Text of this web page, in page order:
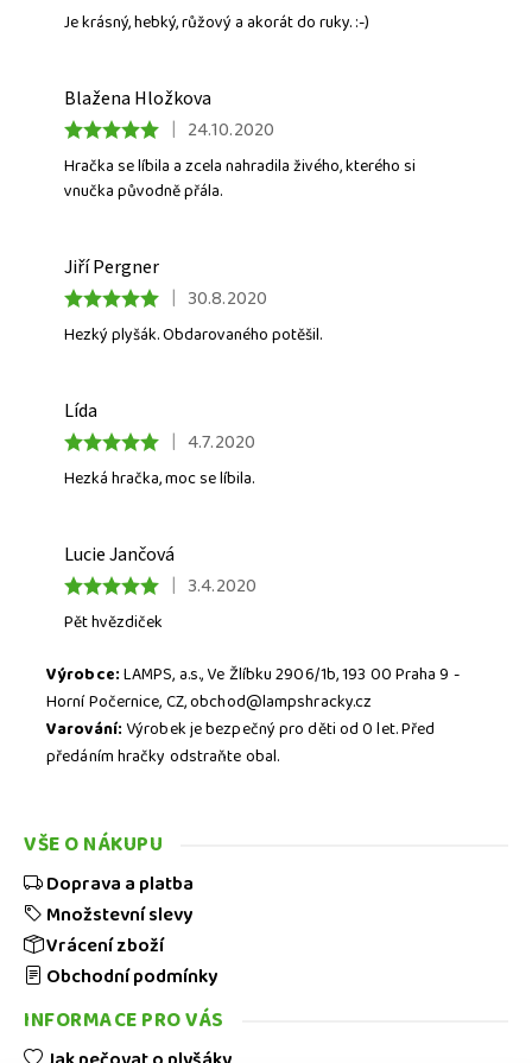
Je krásný, hebký, růžový a akorát do ruky. :-)
Blažena Hložkova
| 24.10.2020
Hračka se líbila a zcela nahradila živého, kterého si
vnučka původně přála.
Jiří Pergner
| 30.8.2020
Hezký plyšák. Obdarovaného potěšil.
Lída
| 4.7.2020
Hezká hračka, moc se líbila.
Lucie Jančová
| 3.4.2020
Pět hvězdiček
Výrobce:LAMPS, a.s., Ve Žlíbku 2906/1b, 193 00 Praha 9 -
Horní Počernice, CZ, obchod@lampshracky.cz
Varování:Výrobek je bezpečný pro děti od 0 let. Před
předáním hračky odstraňte obal.
VŠE O NÁKUPU
Doprava a platba
Množstevní slevy
Vrácení zboží
Obchodní podmínky
INFORMACE PRO VÁS